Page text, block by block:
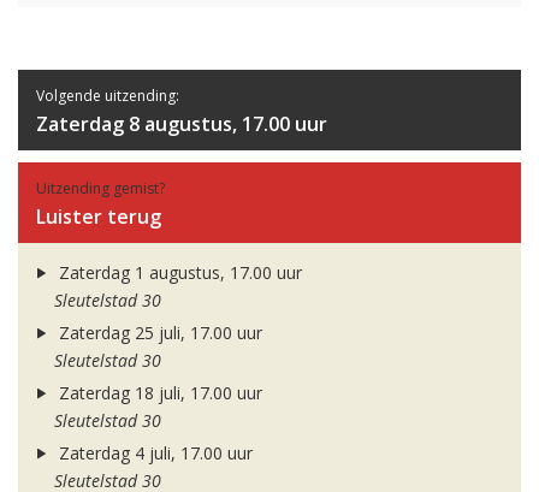
Volgende uitzending:
Zaterdag 8 augustus, 17.00 uur
Uitzending gemist?
Luister terug
Zaterdag 1 augustus, 17.00 uur
Sleutelstad 30
Zaterdag 25 juli, 17.00 uur
Sleutelstad 30
Zaterdag 18 juli, 17.00 uur
Sleutelstad 30
Zaterdag 4 juli, 17.00 uur
Sleutelstad 30